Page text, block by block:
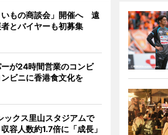
いもの商談会」開催へ 遠
とバイヤーも初募集
が24時間営業のコンビ
ビニに香港食文化を
ックス里山スタジアムで
容人数約1.7倍に「成長」